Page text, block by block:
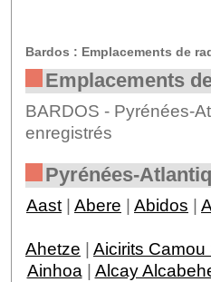
Bardos : Emplacements de
Emplacements
BARDOS - Pyrénées-
enregistrés
Pyrénées-
Aast | Abere | Abidos |
Ahetze | Aicirits Camou
Ainhoa | Alcay